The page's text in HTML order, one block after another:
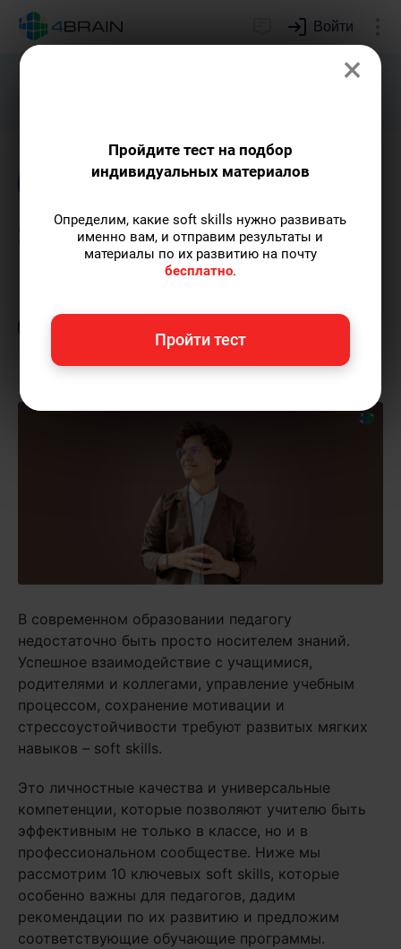
Войти
Подарим индивидуальный план
Образование Психология
Soft Skills для педагогов
экспертных знаний с опытом более 12 лет,
главред 4brain, путешественник.
В современном образовании педагогу
недостаточно быть просто носителем знаний.
Успешное взаимодействие с учащимися,
родителями и коллегами, управление учебным
процессом, сохранение мотивации и
стрессоустойчивости требуют развитых мягких
навыков – soft skills.
Это личностные качества и универсальные
компетенции, которые позволяют учителю быть
эффективным не только в классе, но и в
профессиональном сообществе. Ниже мы
рассмотрим 10 ключевых soft skills, которые
особенно важны для педагогов, дадим
рекомендации по их развитию и предложим
соответствующие обучающие программы.
×
Пройдите тест на подбор
индивидуальных материалов
Определим, какие soft skills нужно развивать
именно вам, и отправим результаты и
материалы по их развитию на почту
бесплатно.
Пройти тест